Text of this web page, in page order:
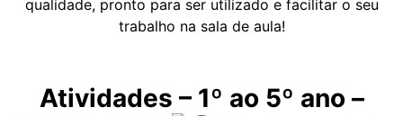
qualidade, pronto para ser utilizado e facilitar o seu
trabalho na sala de aula!
Atividades – 1º ao 5º ano –